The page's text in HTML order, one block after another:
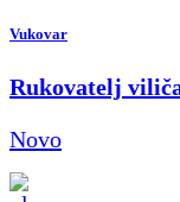
Vukovar
Rukovatelj
Novo